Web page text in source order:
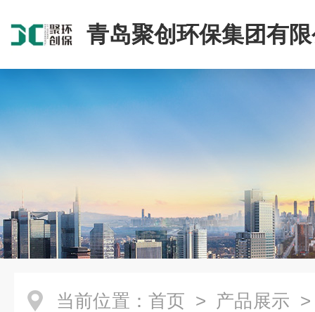
青岛聚创环保集团有
当前位置： 首页 > 产品展示